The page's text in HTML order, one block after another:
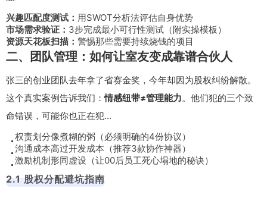
兴趣匹配度测试： 用SWOT分析法评估自身优势
市场需求验证： 3步完成最小可行性测试（附实操模板）
资源天花板扫描： 警惕那些需要持续烧钱的项目
二、团队管理：如何让室友变成靠谱合伙人
张三的创业团队去年拿了省赛金奖，今年却因为股权纠纷解散。
这个真实案例告诉我们：情感纽带≠管理能力。他们犯的三个致
命错误，可能你也正在犯...
权责划分像煮糊的粥（必须明确的4份协议）
沟通成本高过开发成本（推荐3款协作神器）
激励机制形同虚设（让00后员工死心塌地的秘诀）
2.1 股权分配避坑指南